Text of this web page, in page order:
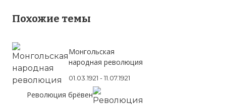
Похожие темы
Монгольская
народная революция
01.03.1921 - 11.07.1921
Революция брёвен